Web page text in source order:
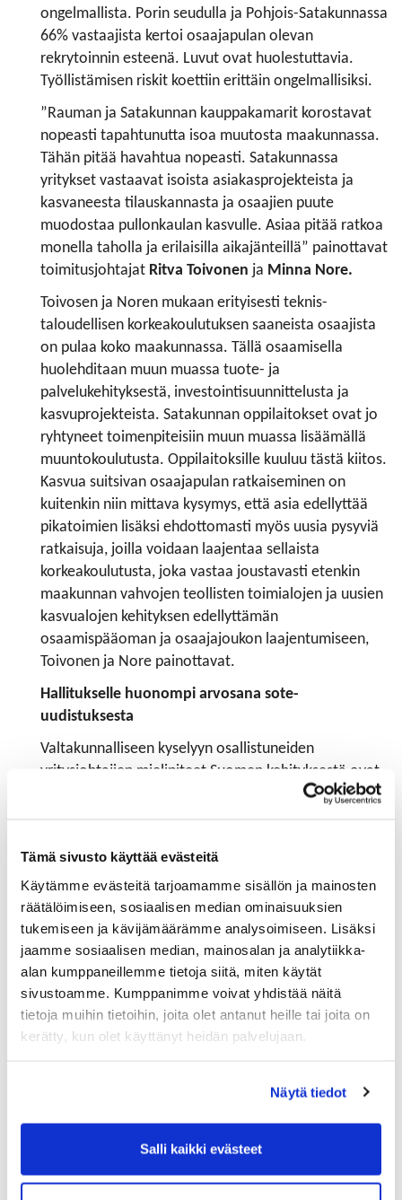
Tämä sivusto käyttää evästeitä
Käytämme evästeitä tarjoamamme sisällön ja mainosten
räätälöimiseen, sosiaalisen median ominaisuuksien
tukemiseen ja kävijämäärämme analysoimiseen. Lisäksi
jaamme sosiaalisen median, mainosalan ja analytiikka-
alan kumppaneillemme tietoja siitä, miten käytät
sivustoamme. Kumppanimme voivat yhdistää näitä
tietoja muihin tietoihin, joita olet antanut heille tai joita on
kerätty, kun olet käyttänyt heidän palvelujaan.
Näytä tiedot
Salli kaikki evästeet
ongelmallista. Porin seudulla ja Pohjois-Satakunnassa
66% vastaajista kertoi osaajapulan olevan
rekrytoinnin esteenä. Luvut ovat huolestuttavia.
Työllistämisen riskit koettiin erittäin ongelmallisiksi.
”Rauman ja Satakunnan kauppakamarit korostavat
nopeasti tapahtunutta isoa muutosta maakunnassa.
Tähän pitää havahtua nopeasti. Satakunnassa
yritykset vastaavat isoista asiakasprojekteista ja
kasvaneesta tilauskannasta ja osaajien puute
muodostaa pullonkaulan kasvulle. Asiaa pitää ratkoa
monella taholla ja erilaisilla aikajänteillä” painottavat
toimitusjohtajat Ritva Toivonen ja Minna Nore.
Toivosen ja Noren mukaan erityisesti teknis-
taloudellisen korkeakoulutuksen saaneista osaajista
on pulaa koko maakunnassa. Tällä osaamisella
huolehditaan muun muassa tuote- ja
palvelukehityksestä, investointisuunnittelusta ja
kasvuprojekteista. Satakunnan oppilaitokset ovat jo
ryhtyneet toimenpiteisiin muun muassa lisäämällä
muuntokoulutusta. Oppilaitoksille kuuluu tästä kiitos.
Kasvua suitsivan osaajapulan ratkaiseminen on
kuitenkin niin mittava kysymys, että asia edellyttää
pikatoimien lisäksi ehdottomasti myös uusia pysyviä
ratkaisuja, joilla voidaan laajentaa sellaista
korkeakoulutusta, joka vastaa joustavasti etenkin
maakunnan vahvojen teollisten toimialojen ja uusien
kasvualojen kehityksen edellyttämän
osaamispääoman ja osaajajoukon laajentumiseen,
Toivonen ja Nore painottavat.
Hallitukselle huonompi arvosana sote-
uudistuksesta
Valtakunnalliseen kyselyyn osallistuneiden
yritysjohtajien mielipiteet Suomen kehityksestä ovat
huomattavasti myönteisemmät kuin vuosi sitten.
vuosi sitten oli 7,2. Opposition saama arvosana pysyy
yhtä alhaisella tasolla kuin aikaisemmissa kyselyissä
(5,4).
Yritysjohtajilta kysyttiin myös arvioita hallituksen
toiminnalle yrityksille keskeisissä teemoissa.
Yleisarvosanaksi hallitus sai yritysjohtajilta 7,3. Sote-
ja aluehallintouudistuksen hoitamisesta hallitus sai
kuitenkin yritysjohtajilta arvosanana pohjalukemat
“Sote- ja aluehallintouudistuksen arvosanan
putoaminen heijastaa hankkeen takkuavaa
etenemistä. Nyt tarvitaan päätöksentekokykyä
uudistuksen toteuttamiseksi, jotta sote-kustannusten